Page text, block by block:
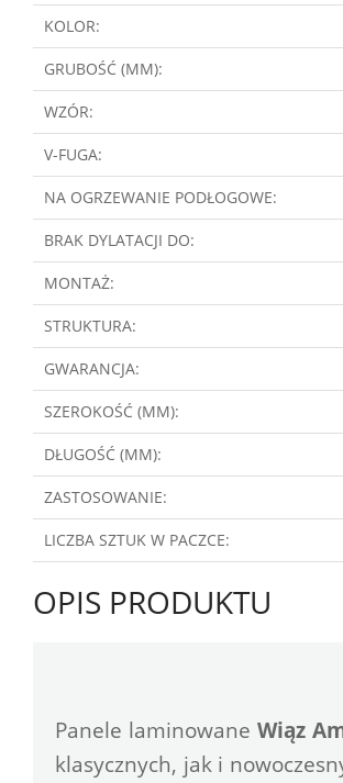
KOLOR:
GRUBOŚĆ (MM):
WZÓR:
V-FUGA:
NA OGRZEWANIE PODŁOGOWE:
BRAK DYLATACJI DO:
MONTAŻ:
STRUKTURA:
GWARANCJA:
SZEROKOŚĆ (MM):
DŁUGOŚĆ (MM):
ZASTOSOWANIE:
LICZBA SZTUK W PACZCE:
OPIS PRODUKTU
Panele laminowane Wiąz
klasycznych, jak i